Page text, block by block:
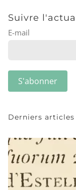
Suivre
E-mail
Derniers articles